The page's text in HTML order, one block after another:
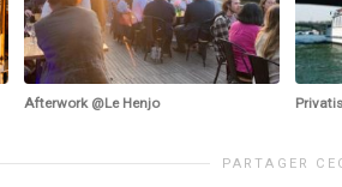
Afterwork @Le Henjo
PARTAGER